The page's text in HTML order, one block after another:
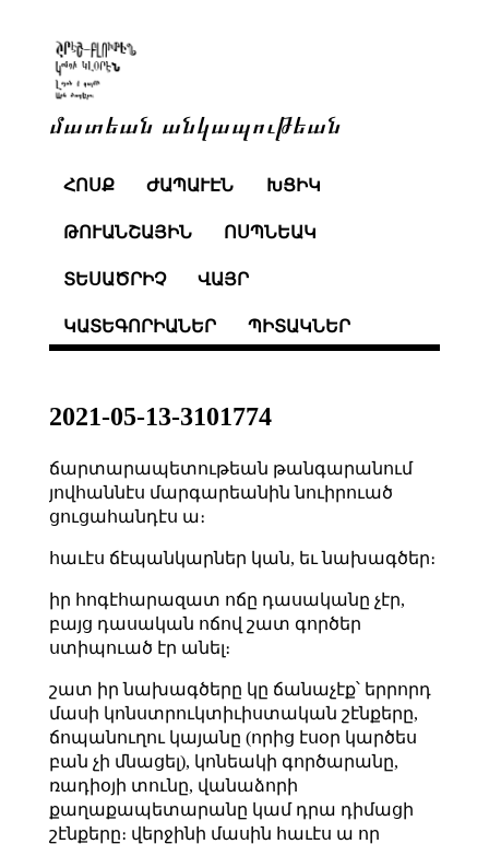
մատեան անկապութեան
ՀՈՍՔ ԺԱՊԱՒԷՆ ԽՑԻԿ
ԹՈՒԱՆՇԱՅԻՆ ՈՍՊՆԵԱԿ
ՏԵՍԱԾՐԻՉ ՎԱՅՐ
ԿԱՏԵԳՈՐԻԱՆԵՐ ՊԻՏԱԿՆԵՐ
2021-05-13-3101774
ճարտարապետութեան թանգարանում
յովհաննէս մարգարեանին նուիրուած
ցուցահանդէս ա։
հաւէս ճէպանկարներ կան, եւ նախագծեր։
իր հոգէհարազատ ոճը դասականը չէր,
բայց դասական ոճով շատ գործեր
ստիպուած էր անել։
շատ իր նախագծերը կը ճանաչէք՝ երրորդ
մասի կոնստրուկտիւիստական շէնքերը,
ճոպանուղու կայանը (որից էսօր կարծես
բան չի մնացել), կոնեակի գործարանը,
ռադիօյի տունը, վանաձորի
քաղաքապետարանը կամ դրա դիմացի
շէնքերը։ վերջինի մասին հաւէս ա որ